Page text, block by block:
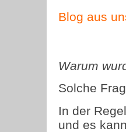
Blog aus
Warum
Solche
In der
und es